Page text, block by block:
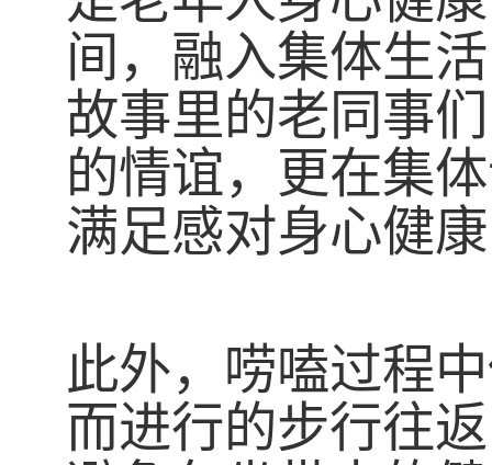
间，融入集体生
故事里的老同事
的情谊，更在集
满足感对身心健
此外，唠嗑过程
而进行的步行往